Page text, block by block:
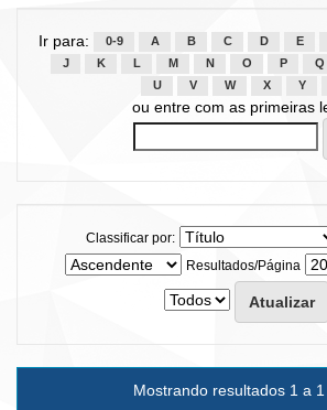
Ir para: 0-9 A B C D E
J
K L M N O P Q
U
V W X Y
ou entre com as primeiras
Classificar por:
Resultados/Página
Mostrando resultados 1 a 1